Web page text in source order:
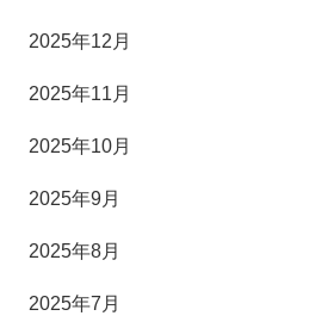
2025年12月
2025年11月
2025年10月
2025年9月
2025年8月
2025年7月